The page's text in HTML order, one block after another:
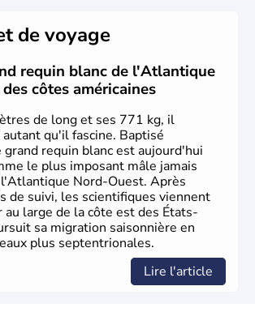
se sont succédées avant l'arrivée
suite à la découverte du continent par
en 1492. Les 13 colonies
la Déclaration d'indépendance
leur première constitution en 1787.
marque ensuite l'entrée dans une
intense.
de voyage
requin blanc de l'Atlantique
côtes américaines
de long et ses 771 kg, il
qu'il fascine. Baptisé
grand requin blanc est aujourd'hui
le plus imposant mâle jamais
l'Atlantique Nord-Ouest. Après
de suivi, les scientifiques viennent
large de la côte est des États-
sa migration saisonnière en
plus septentrionales.
Lire l'article